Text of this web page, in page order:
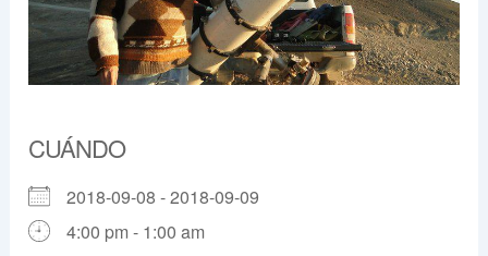
CUÁNDO
2018-09-08 - 2018-09-09
4:00 pm - 1:00 am